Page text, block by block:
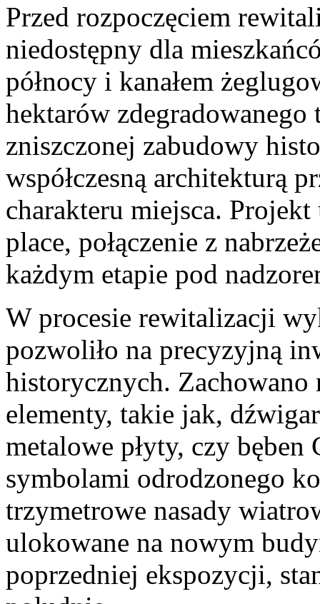
Przed rozpoczęciem
niedostępny dla
północy i kanałem
hektarów
zniszczonej zabudowy
współczesną architekturą
charakteru miejsca.
place, połączenie z
każdym etapie pod
W procesie rewitalizacji
pozwoliło na precyzyjną
historycznych.
elementy, takie jak,
metalowe płyty, czy bęben
symbolami odrodzonego
trzymetrowe nasady
ulokowane na nowym
poprzedniej ekspozycji,